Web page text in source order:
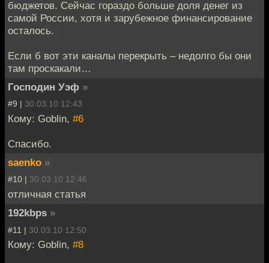
бюджетов. Сейчас гораздо больше доля денег из
самой России, хотя и зарубежное финансирование
осталось.
Если б вот эти каналы перекрыть – недолго бы они
там проскакали…
Господин Уэф »
#9 | 30.03.10 12:43
Кому: Goblin, #6
Спасибо.
saenko »
#10 | 30.03.10 12:46
отличная статья
192kbps »
#11 | 30.03.10 12:50
Кому: Goblin, #8